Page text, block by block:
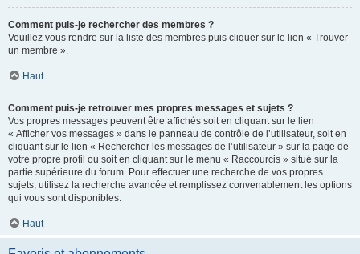
Comment puis-je rechercher des membres ?
Veuillez vous rendre sur la liste des membres puis cliquer sur le lien « Trouver
un membre ».
Haut
Comment puis-je retrouver mes propres messages et sujets ?
Vos propres messages peuvent être affichés soit en cliquant sur le lien
« Afficher vos messages » dans le panneau de contrôle de l’utilisateur, soit en
cliquant sur le lien « Rechercher les messages de l’utilisateur » sur la page de
votre propre profil ou soit en cliquant sur le menu « Raccourcis » situé sur la
partie supérieure du forum. Pour effectuer une recherche de vos propres
sujets, utilisez la recherche avancée et remplissez convenablement les options
qui vous sont disponibles.
Haut